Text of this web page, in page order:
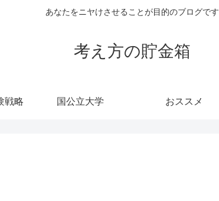
あなたをニヤけさせることが目的のブログです
考え方の貯金箱
戦略 国公立大学 おススメ